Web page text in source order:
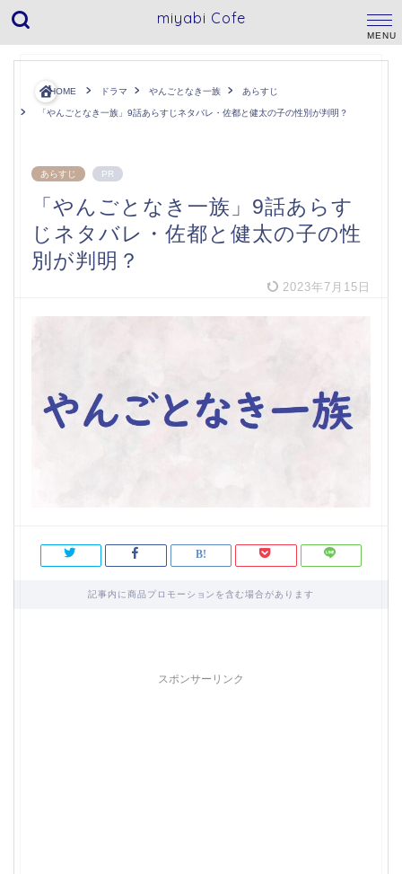
miyabi Cofe
HOME ドラマ やんごとなき一族 あらすじ
「やんごとなき一族」9話あらすじネタバレ・佐都と健太の子の性別が判明？
あらすじ PR
「やんごとなき一族」9話あらす
じネタバレ・佐都と健太の子の性
別が判明？
2023年7月15日
記事内に商品プロモーションを含む場合があります
スポンサーリンク